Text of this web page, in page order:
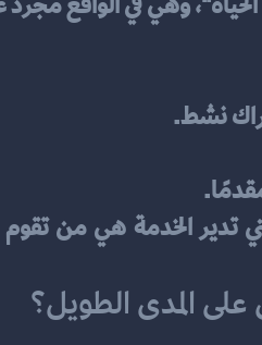
نشط.
على المدى الطويل؟